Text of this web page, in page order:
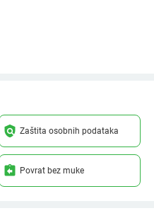
policy Zaštita osobnih podataka
assignment_return Povrat bez muke